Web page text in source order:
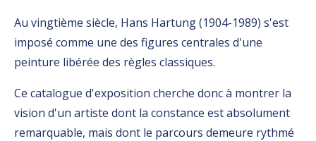
Au vingtième siècle, Hans Hartung (1904-1989) s'est
imposé comme une des figures centrales d'une
peinture libérée des règles classiques.
Ce catalogue d'exposition cherche donc à montrer la
vision d'un artiste dont la constance est absolument
remarquable, mais dont le parcours demeure rythmé